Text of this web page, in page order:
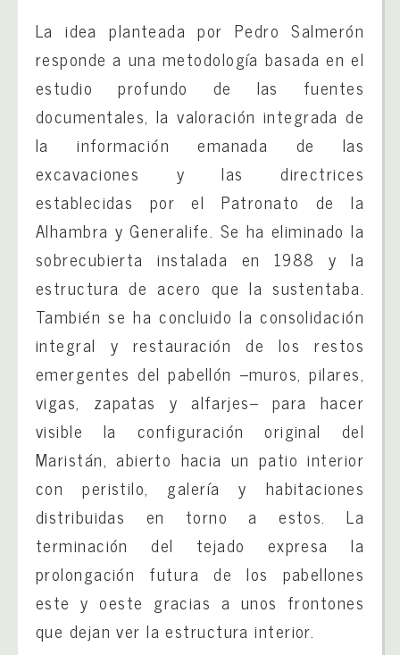
La idea planteada por Pedro Salmerón
responde a una metodología basada en el
estudio profundo de las fuentes
documentales, la valoración integrada de
la información emanada de las
excavaciones y las directrices
establecidas por el Patronato de la
Alhambra y Generalife. Se ha eliminado la
sobrecubierta instalada en 1988 y la
estructura de acero que la sustentaba.
También se ha concluido la consolidación
integral y restauración de los restos
emergentes del pabellón –muros, pilares,
vigas, zapatas y alfarjes– para hacer
visible la configuración original del
Maristán, abierto hacia un patio interior
con peristilo, galería y habitaciones
distribuidas en torno a estos. La
terminación del tejado expresa la
prolongación futura de los pabellones
este y oeste gracias a unos frontones
que dejan ver la estructura interior.